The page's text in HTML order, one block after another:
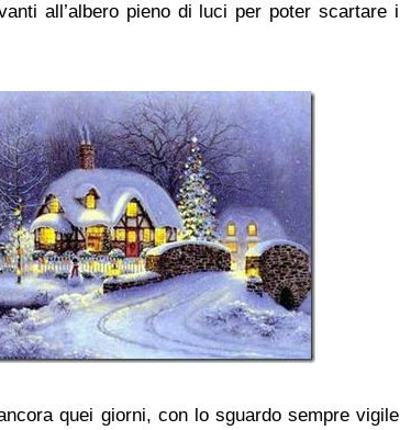
all’albero pieno di luci per poter scartare i
quei giorni, con lo sguardo sempre vigile